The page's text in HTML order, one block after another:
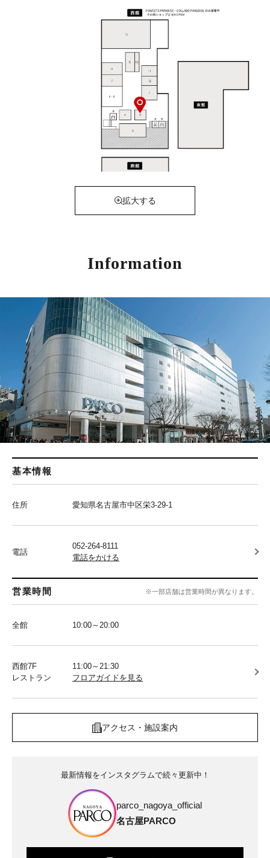
拡大する
Information
基本情報
住所 愛知県名古屋市中区栄3-29-1
電話
052-264-8111
電話をかける
営業時間 ※一部店舗は営業時間が異なります。
全館 10:00～20:00
西館7F
レストラン
11:00～21:30
フロアガイドを見る
アクセス・施設案内
最新情報をインスタグラムで続々更新中！
parco_nagoya_official
名古屋PARCO